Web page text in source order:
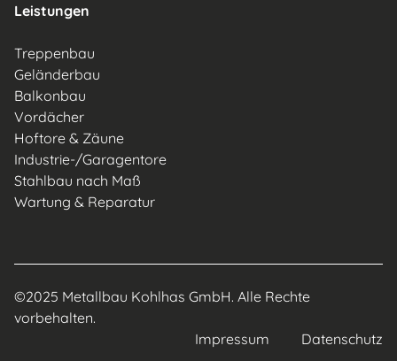
Leistungen
Treppenbau
Geländerbau
Balkonbau
Vordächer
Hoftore & Zäune
Industrie-/Garagentore
Stahlbau nach Maß
Wartung & Reparatur
©2025 Metallbau Kohlhas GmbH. Alle Rechte
vorbehalten.
Impressum
Datenschutz